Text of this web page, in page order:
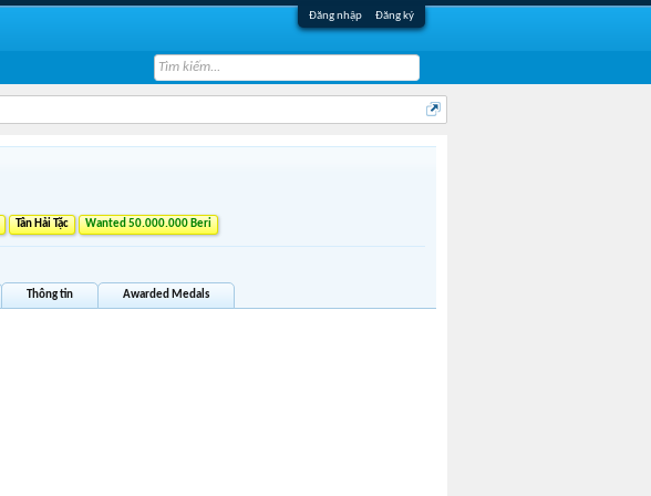
Đăng nhập Đăng ký
Tân Hải Tặc Wanted 50.000.000 Beri
Thông tin Awarded Medals